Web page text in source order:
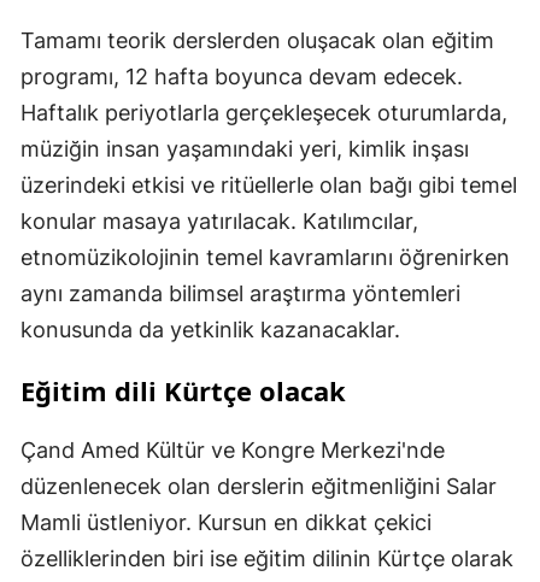
Tamamı teorik derslerden oluşacak olan eğitim
programı, 12 hafta boyunca devam edecek.
Haftalık periyotlarla gerçekleşecek oturumlarda,
müziğin insan yaşamındaki yeri, kimlik inşası
üzerindeki etkisi ve ritüellerle olan bağı gibi temel
konular masaya yatırılacak. Katılımcılar,
etnomüzikolojinin temel kavramlarını öğrenirken
aynı zamanda bilimsel araştırma yöntemleri
konusunda da yetkinlik kazanacaklar.
Eğitim dili Kürtçe olacak
Çand Amed Kültür ve Kongre Merkezi'nde
düzenlenecek olan derslerin eğitmenliğini Salar
Mamli üstleniyor. Kursun en dikkat çekici
özelliklerinden biri ise eğitim dilinin Kürtçe olarak